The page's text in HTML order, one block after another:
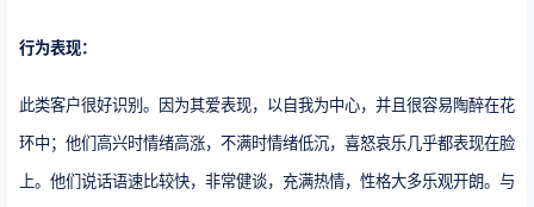
行为表现：
此类客户很好识别。因为其爱表现，以自我为中心，并且很容易陶醉在花
环中；他们高兴时情绪高涨，不满时情绪低沉，喜怒哀乐几乎都表现在脸
上。他们说话语速比较快，非常健谈，充满热情，性格大多乐观开朗。与